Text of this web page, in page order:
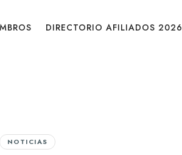
DIRECTORIO AFILIADOS 2026
NOTICIAS